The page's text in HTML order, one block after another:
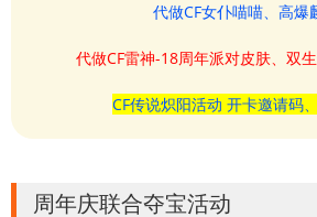
代做CF女仆喵喵、高爆
代做CF雷神-18周年派对皮肤、双
CF传说炽阳活动 开卡邀请码
周年庆联合夺宝活动